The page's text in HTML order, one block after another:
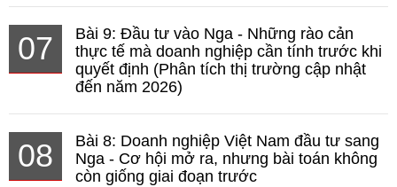
07
Bài 9: Đầu tư vào Nga - Những rào cản
thực tế mà doanh nghiệp cần tính trước khi
quyết định (Phân tích thị trường cập nhật
đến năm 2026)
08
Bài 8: Doanh nghiệp Việt Nam đầu tư sang
Nga - Cơ hội mở ra, nhưng bài toán không
còn giống giai đoạn trước